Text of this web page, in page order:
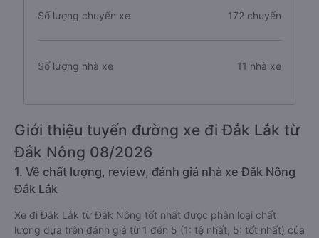
Số lượng chuyến xe 172 chuyến
Số lượng nhà xe 11 nhà xe
Giới thiệu tuyến đường xe đi Đắk Lắk từ
Đắk Nông 08/2026
1. Về chất lượng, review, đánh giá nhà xe Đắk Nông
Đắk Lắk
Xe đi Đắk Lắk từ Đắk Nông tốt nhất được phân loại chất
lượng dựa trên đánh giá từ 1 đến 5 (1: tệ nhất, 5: tốt nhất) của